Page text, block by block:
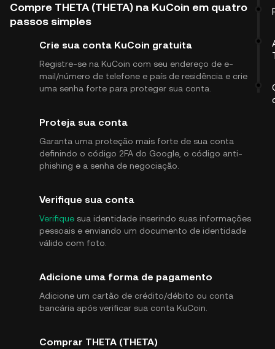
Compre THETA (THETA) na KuCoin em quatro
passos simples
Crie sua conta KuCoin gratuita
Registre-se na KuCoin com seu endereço de e-
mail/número de telefone e país de residência e crie
uma senha forte para proteger sua conta.
Proteja sua conta
Garanta uma proteção mais forte de sua conta
definindo o código 2FA do Google, o código anti-
phishing e a senha de negociação.
Verifique sua conta
Verifique sua identidade inserindo suas informações
pessoais e enviando um documento de identidade
válido com foto.
Adicione uma forma de pagamento
Adicione um cartão de crédito/débito ou conta
bancária após verificar sua conta KuCoin.
Comprar THETA (THETA)